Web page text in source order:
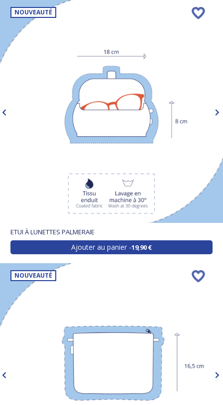
NOUVEAUTÉ
ETUI À LUNETTES PALMERAIE
Ajouter au panier 19,90 €
NOUVEAUTÉ